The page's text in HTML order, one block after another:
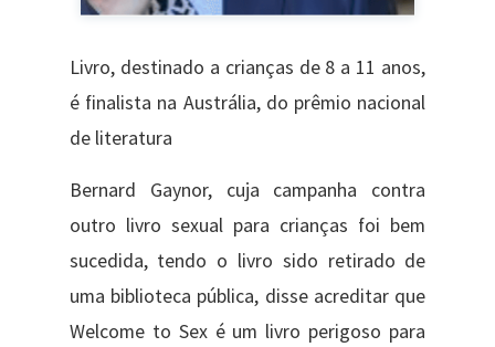
Livro, destinado a crianças de 8 a 11 anos,
é finalista na Austrália, do prêmio nacional
de literatura
Bernard Gaynor, cuja campanha contra
outro livro sexual para crianças foi bem
sucedida, tendo o livro sido retirado de
uma biblioteca pública, disse acreditar que
Welcome to Sex é um livro perigoso para